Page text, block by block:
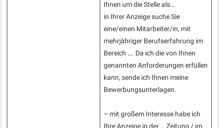
Ihnen um die Stelle als…
in Ihrer Anzeige suche Sie
eine/einen Mitarbeiter/in, mit
mehrjähriger Berufserfahrung im
Bereich …. Da ich die von Ihnen
genannten Anforderungen erfüllen
kann, sende ich Ihnen meine
Bewerbungsunterlagen.
– mit großem Interesse habe ich
Ihre Anzeige in der … Zeitung / im